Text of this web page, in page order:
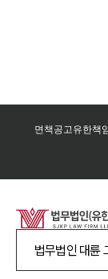
면책공고유한책
법무법인 대륜